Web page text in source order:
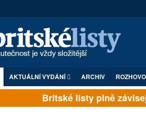
AKTUÁLNÍ VYDÁNÍ ARCHIV
Britské listy plně